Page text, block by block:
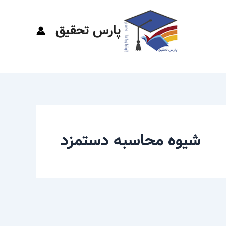
پارس تحقیق
شیوه محاسبه دستمزد